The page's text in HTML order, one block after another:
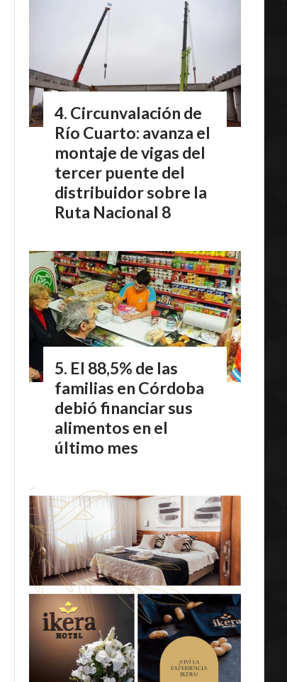
Circunvalación de
Río Cuarto: avanza el
montaje de vigas del
tercer puente del
distribuidor sobre la
Ruta Nacional 8
El 88,5% de las
familias en Córdoba
debió financiar sus
alimentos en el
último mes